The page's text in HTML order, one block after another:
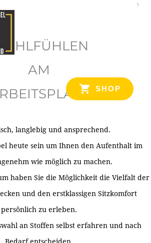
SHOP
AM
langlebig und ansprechend.
heute sein um Ihnen den Aufenthalt im
wie möglich zu machen.
haben Sie die Möglichkeit die Vielfalt der
und den erstklassigen Sitzkomfort
persönlich zu erleben.
an Stoffen selbst erfahren und nach